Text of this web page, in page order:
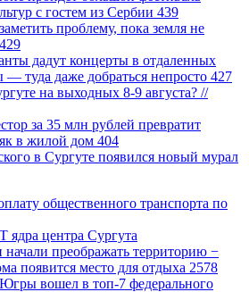
с гостем из Сербии 439
проблему, пока земля не
429
дадут концерты в отдаленных
туда даже добраться непросто 427
на выходных 8-9 августа? //
за 35 млн рублей превратит
в жилой дом 404
в Сургуте появился новый мурал
общественного транспорта по
ядра центра Сургута
преображать территорию −
появится место для отдыха 2578
вошел в топ-7 федерального